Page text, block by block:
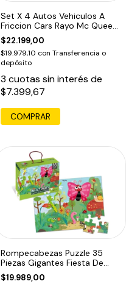
Set X 4 Autos Vehiculos A
Friccion Cars Rayo Mc Queen
Ed
$22.199,00
$19.979,10 con Transferencia o
depósito
3 cuotas sin interés de
$7.399,67
COMPRAR
Rompecabezas Puzzle 35
Piezas Gigantes Fiesta De
Bichitos
$19.989,00